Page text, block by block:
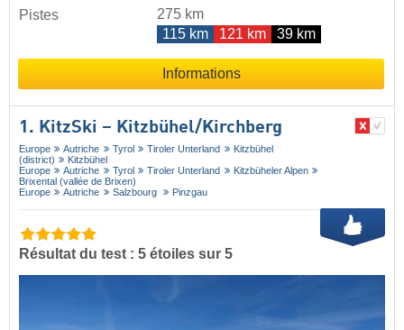
Pistes
275 km
115 km
121 km 39 km
Informations
1. KitzSki – Kitzbühel/​Kirchberg
Europe Autriche Tyrol Tiroler Unterland
Kitzbühel
(district)
Kitzbühel
Europe
Autriche Tyrol Tiroler Unterland
Kitzbüheler Alpen
Brixental (vallée de Brixen)
Europe
Autriche Salzbourg Pinzgau
Résultat du test : 5 étoiles sur 5